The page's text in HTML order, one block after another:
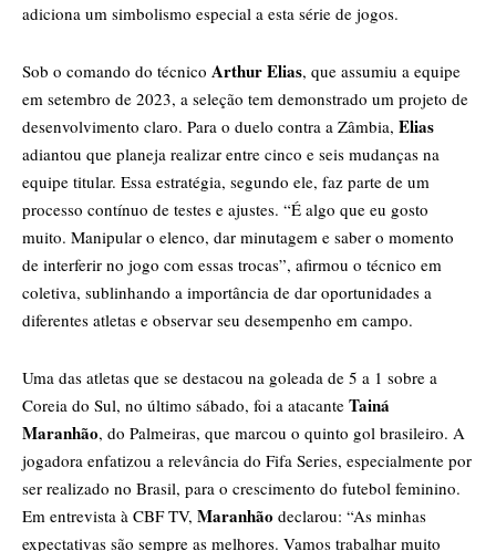
adiciona um simbolismo especial a esta série de jogos.
Sob o comando do técnico Arthur Elias, que assumiu a equipe
em setembro de 2023, a seleção tem demonstrado um projeto de
desenvolvimento claro. Para o duelo contra a Zâmbia, Elias
adiantou que planeja realizar entre cinco e seis mudanças na
equipe titular. Essa estratégia, segundo ele, faz parte de um
processo contínuo de testes e ajustes. “É algo que eu gosto
muito. Manipular o elenco, dar minutagem e saber o momento
de interferir no jogo com essas trocas”, afirmou o técnico em
coletiva, sublinhando a importância de dar oportunidades a
diferentes atletas e observar seu desempenho em campo.
Uma das atletas que se destacou na goleada de 5 a 1 sobre a
Coreia do Sul, no último sábado, foi a atacante Tainá
Maranhão, do Palmeiras, que marcou o quinto gol brasileiro. A
jogadora enfatizou a relevância do Fifa Series, especialmente por
ser realizado no Brasil, para o crescimento do futebol feminino.
Em entrevista à CBF TV, Maranhão declarou: “As minhas
expectativas são sempre as melhores. Vamos trabalhar muito